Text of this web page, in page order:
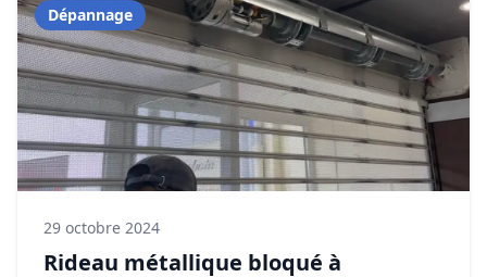
Rideau métallique bloqué à
Montfavet : les bons réflexes
Les étapes indispensables pour sécuriser votre rideau
métallique bloqué avant l'arrivée du technicien.
En savoir plus